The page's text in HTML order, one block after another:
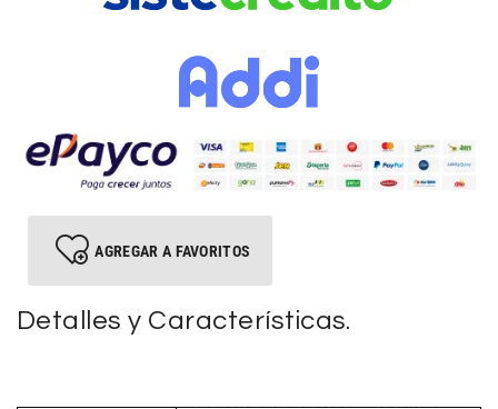
AGREGAR A FAVORITOS
Detalles y Características.